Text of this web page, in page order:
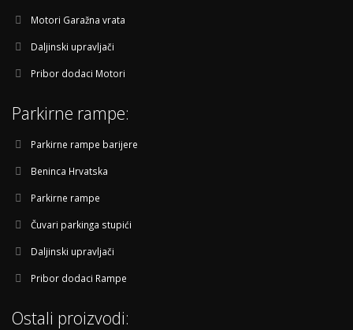
Motori Garažna vrata
Daljinski upravljači
Pribor dodaci Motori
Parkirne rampe:
Parkirne rampe barijere
Beninca Hrvatska
Parkirne rampe
Čuvari parkinga stupići
Daljinski upravljači
Pribor dodaci Rampe
Ostali proizvodi: